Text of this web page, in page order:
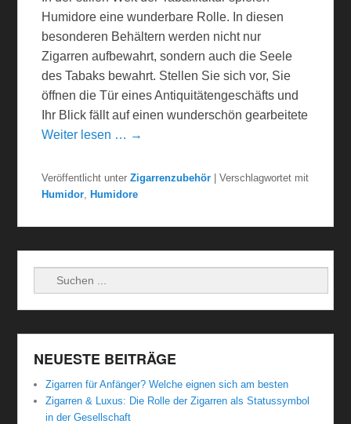
Humidore eine wunderbare Rolle. In diesen
besonderen Behältern werden nicht nur
Zigarren aufbewahrt, sondern auch die Seele
des Tabaks bewahrt. Stellen Sie sich vor, Sie
öffnen die Tür eines Antiquitätengeschäfts und
Ihr Blick fällt auf einen wunderschön gearbeitete
Weiter lesen … →
Veröffentlicht unter Zigarrenzubehör |Verschlagwortet mit
Humidor
Humidore
Suchen
NEUESTE BEITRÄGE
Zigarren für Anfänger? Welche eignen sich am besten
Zigarren & Luxus: Die Rolle der Zigarren als Statussymbol
in der Gesellschaft